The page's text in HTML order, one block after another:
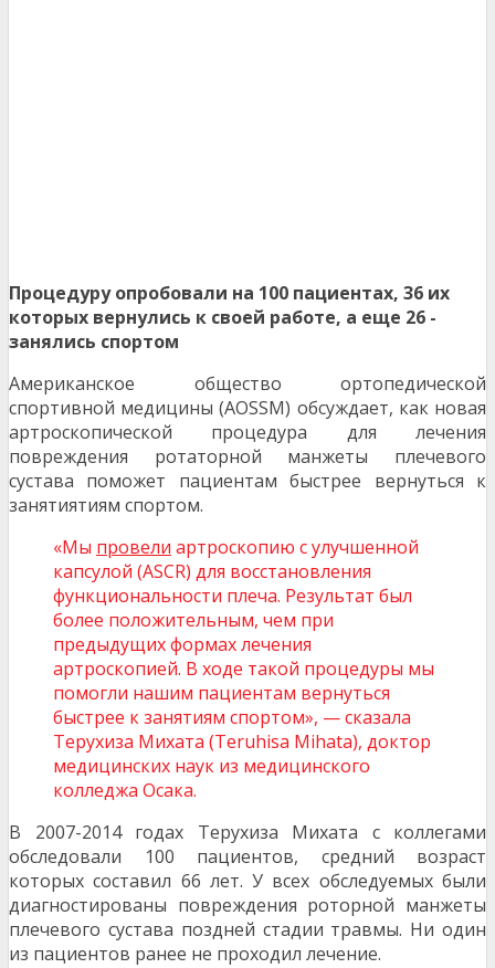
Процедуру опробовали на 100 пациентах, 36 их
которых вернулись к своей работе, а еще 26 -
занялись спортом
Американское общество ортопедической
спортивной медицины (AOSSM) обсуждает, как новая
артроскопической процедура для лечения
повреждения ротаторной манжеты плечевого
сустава поможет пациентам быстрее вернуться к
занятиятиям спортом.
«Мы провели артроскопию с улучшенной
капсулой (ASCR) для восстановления
функциональности плеча. Результат был
более положительным, чем при
предыдущих формах лечения
артроскопией. В ходе такой процедуры мы
помогли нашим пациентам вернуться
быстрее к занятиям спортом», — сказала
Терухиза Михата (Teruhisa Mihata), доктор
медицинских наук из медицинского
колледжа Осака.
В 2007-2014 годах Терухиза Михата с коллегами
обследовали 100 пациентов, средний возраст
которых составил 66 лет. У всех обследуемых были
диагностированы повреждения роторной манжеты
плечевого сустава поздней стадии травмы. Ни один
из пациентов ранее не проходил лечение.